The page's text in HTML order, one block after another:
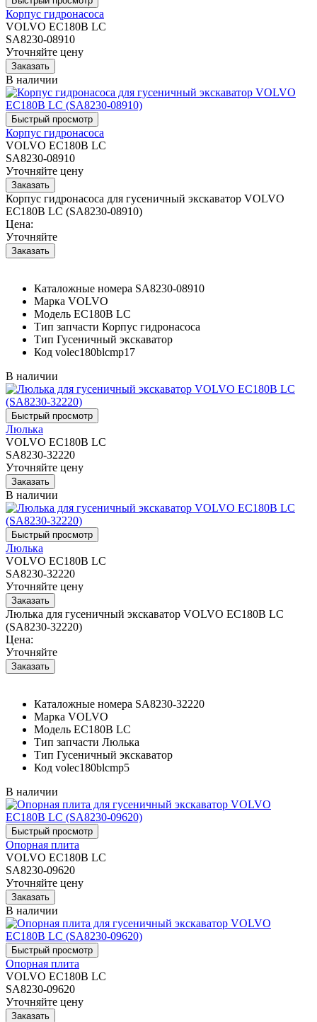
Корпус гидронасоса
VOLVO EC180B LC
SA8230-08910
Уточняйте цену
В наличии
Корпус гидронасоса
VOLVO EC180B LC
SA8230-08910
Уточняйте цену
Корпус гидронасоса для гусеничный экскаватор VOLVO
EC180B LC (SA8230-08910)
Цена:
Уточняйте
Каталожные номера SA8230-08910
Марка VOLVO
Модель EC180B LC
Тип запчасти Корпус гидронасоса
Тип Гусеничный экскаватор
Код volec180blcmp17
В наличии
Люлька
VOLVO EC180B LC
SA8230-32220
Уточняйте цену
В наличии
Люлька
VOLVO EC180B LC
SA8230-32220
Уточняйте цену
Люлька для гусеничный экскаватор VOLVO EC180B LC
(SA8230-32220)
Цена:
Уточняйте
Каталожные номера SA8230-32220
Марка VOLVO
Модель EC180B LC
Тип запчасти Люлька
Тип Гусеничный экскаватор
Код volec180blcmp5
В наличии
Опорная плита
VOLVO EC180B LC
SA8230-09620
Уточняйте цену
В наличии
Опорная плита
VOLVO EC180B LC
SA8230-09620
Уточняйте цену